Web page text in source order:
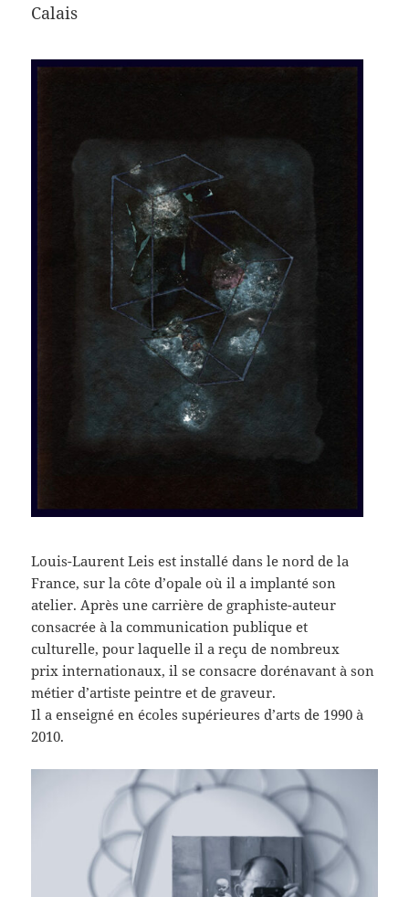
Calais
Louis-Laurent Leis est installé dans le nord de la
France, sur la côte d’opale où il a implanté son
atelier. Après une carrière de graphiste-auteur
consacrée à la communication publique et
culturelle, pour laquelle il a reçu de nombreux
prix internationaux, il se consacre dorénavant à son
métier d’artiste peintre et de graveur.
Il a enseigné en écoles supérieures d’arts de 1990 à
2010.